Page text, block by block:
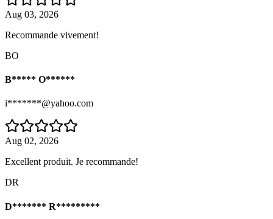
Aug 03, 2026
Recommande vivement!
BO
B***** O******
i*******@yahoo.com
Aug 02, 2026
Excellent produit. Je recommande!
DR
D******* R*********